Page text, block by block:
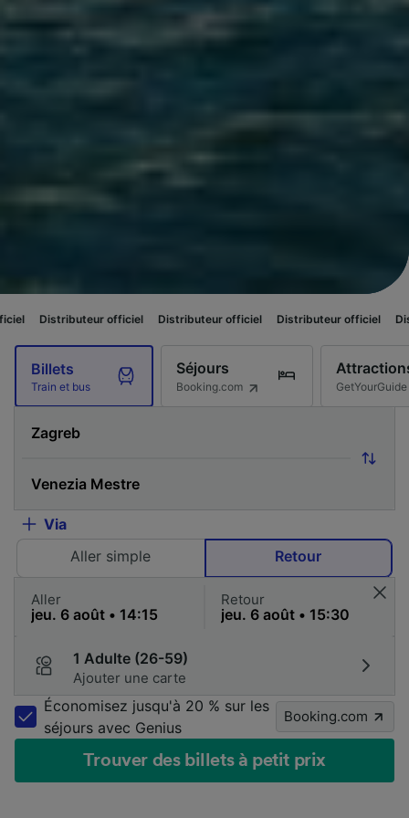
officiel Distributeur officiel Distributeur officiel Distributeur
Billets
Train et bus
Séjours
Booking.com GetYourGuide
Via
Aller simple
Retour
Aller Retour
1 Adulte (26-59)
Ajouter une carte
Économisez jusqu'à 20 % sur les
séjours avec Genius
Booking.com
Trouver des billets à petit prix